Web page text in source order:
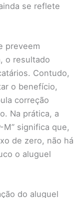
se reflete
preveem
o resultado
Contudo,
o benefício,
correção
Na prática, a
M” significa que,
de zero, não há
o aluguel
do aluguel